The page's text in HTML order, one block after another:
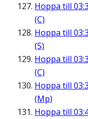
Hoppa till
(C)
Hoppa till
(S)
Hoppa till
(C)
Hoppa till
(Mp)
Hoppa till